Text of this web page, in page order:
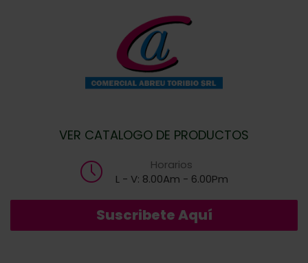
VER CATALOGO DE PRODUCTOS
Horarios
L - V: 8.00Am - 6.00Pm
Suscribete Aquí